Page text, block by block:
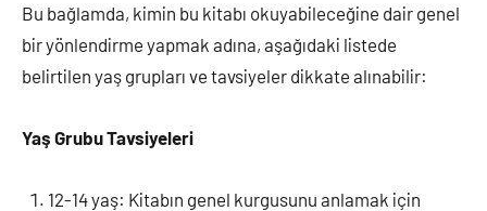
Bu bağlamda, kimin bu kitabı okuyabileceğine dair genel
bir yönlendirme yapmak adına, aşağıdaki listede
belirtilen yaş grupları ve tavsiyeler dikkate alınabilir:
Yaş Grubu Tavsiyeleri
12-14 yaş: Kitabın genel kurgusunu anlamak için